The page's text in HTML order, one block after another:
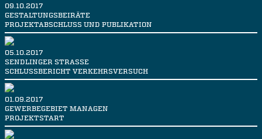
09.10.2017
GESTALTUNGSBEIRÄTE
PROJEKTABSCHLUSS UND PUBLIKATION
05.10.2017
SENDLINGER STRASSE
SCHLUSSBERICHT VERKEHRSVERSUCH
01.09.2017
GEWERBEGEBIET MANAGEN
PROJEKTSTART